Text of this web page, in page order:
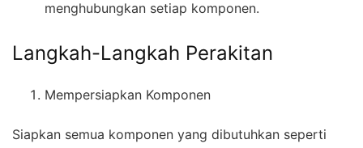
menghubungkan setiap komponen.
Langkah-Langkah Perakitan
Mempersiapkan Komponen
Siapkan semua komponen yang dibutuhkan seperti